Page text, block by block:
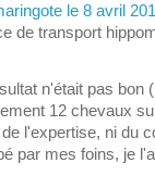
le 8 avril
de transport
n'était pas bon
12 chevaux
l'expertise, ni du
par mes foins, je